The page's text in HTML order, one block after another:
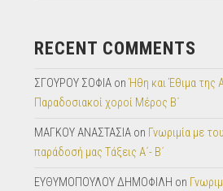
RECENT COMMENTS
ΣΓΟΥΡΟΥ ΣΟΦΙΑon Ήθη και Έθιμα της
Παραδοσιακοί χοροί Μέρος Β΄
ΜΑΓΚΟΥ ΑΝΑΣΤΑΣΙΑon Γνωριμία με
παράδοσή μας Tάξεις Α΄- Β΄
ΕΥΘΥΜΟΠΟΥΛΟΥ ΔΗΜΟΦΙΛΗ on